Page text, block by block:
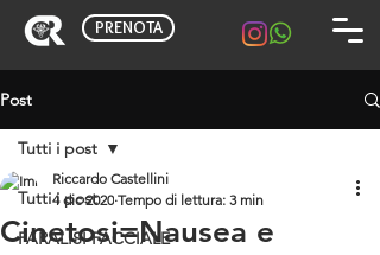
PRENOTA
Post
Tutti i post
PARALISI FACCIALE
Tutti i post
Cinetosi=Nausea e
Riccardo Castellini
4 dic 2020 Tempo di lettura: 3 min